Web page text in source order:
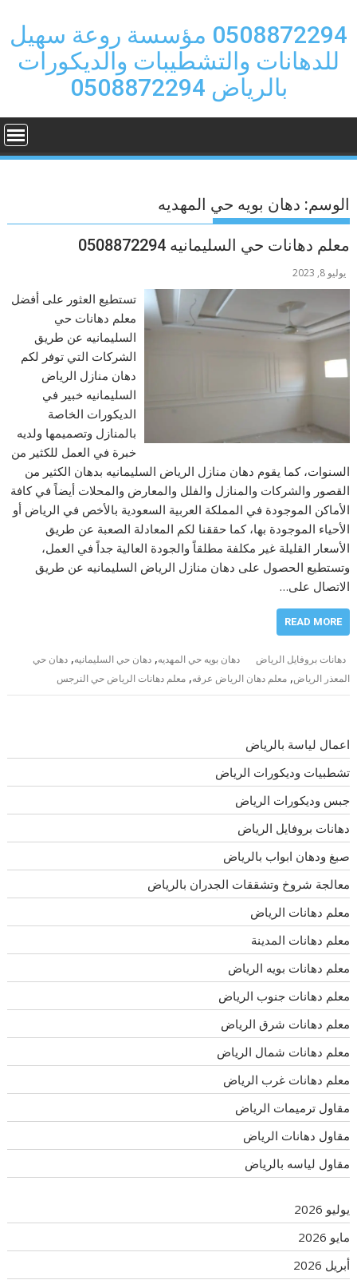
content
0508872294 مؤسسة روعة سهيل
للدهانات والتشطيبات والديكورات
بالرياض 0508872294
الوسم: دهان بويه حي المهديه
معلم دهانات حي السليمانيه 0508872294
يوليو 8, 2023
تستطيع العثور على أفضل
معلم دهانات حي
السليمانيه عن طريق
الشركات التي توفر لكم
دهان منازل الرياض
السليمانيه خبير في
الديكورات الخاصة
بالمنازل وتصميمها ولديه
خبرة في العمل للكثير من
السنوات، كما يقوم دهان منازل الرياض السليمانيه بدهان الكثير من
القصور والشركات والمنازل والفلل والمعارض والمحلات أيضاً في كافة
الأماكن الموجودة في المملكة العربية السعودية بالأخص في الرياض أو
الأحياء الموجودة بها، كما حققنا لكم المعادلة الصعبة عن طريق
الأسعار القليلة غير مكلفة مطلقاً والجودة العالية جداً في العمل،
وتستطيع الحصول على دهان منازل الرياض السليمانيه عن طريق
الاتصال على…
READ MORE
دهانات بروفايل الرياض دهان بويه حي المهديه,دهان حي السليمانيه,دهان حي
المعذر الرياض,معلم دهان الرياض عرقه,معلم دهانات الرياض حي النرجس
اعمال لياسة بالرياض
تشطبيات وديكورات الرياض
جبس وديكورات الرياض
دهانات بروفايل الرياض
صبغ ودهان ابواب بالرياض
معالجة شروخ وتشققات الجدران بالرياض
معلم دهانات الرياض
معلم دهانات المدينة
معلم دهانات بويه الرياض
معلم دهانات جنوب الرياض
معلم دهانات شرق الرياض
معلم دهانات شمال الرياض
معلم دهانات غرب الرياض
مقاول ترميمات الرياض
مقاول دهانات الرياض
مقاول لياسه بالرياض
يوليو 2026
مايو 2026
أبريل 2026